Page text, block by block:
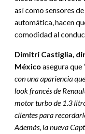
así como sensores
automática, hacen
comodidad al
Dimitri Castiglia,
México asegura que
con una apariencia
look francés de
motor turbo de 1.3
clientes para
Además, la nueva